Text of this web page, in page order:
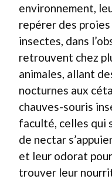
environnement,
repérer des proies
insectes, dans
retrouvent chez
animales, allant
nocturnes aux
chauves-souris
faculté, celles qui
de nectar
et leur odorat
trouver leur